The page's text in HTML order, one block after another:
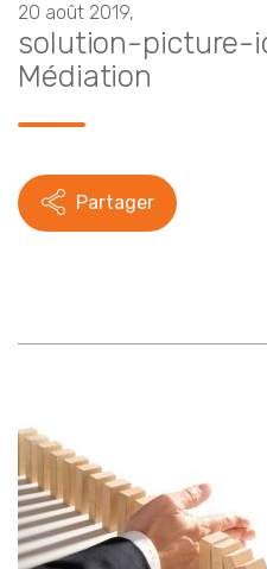
20 août 2019,
solution-picture-
Médiation
Partager